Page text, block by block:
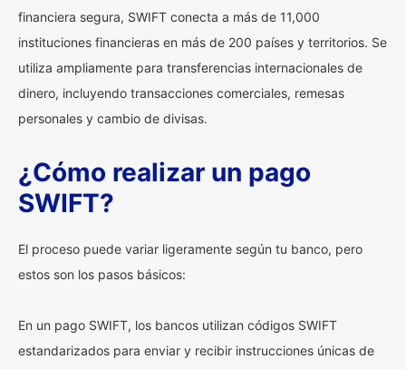
financiera segura, SWIFT conecta a más de 11,000
instituciones financieras en más de 200 países y territorios. Se
utiliza ampliamente para transferencias internacionales de
dinero, incluyendo transacciones comerciales, remesas
personales y cambio de divisas.
¿Cómo realizar un pago
SWIFT?
El proceso puede variar ligeramente según tu banco, pero
estos son los pasos básicos:
En un pago SWIFT, los bancos utilizan códigos SWIFT
estandarizados para enviar y recibir instrucciones únicas de